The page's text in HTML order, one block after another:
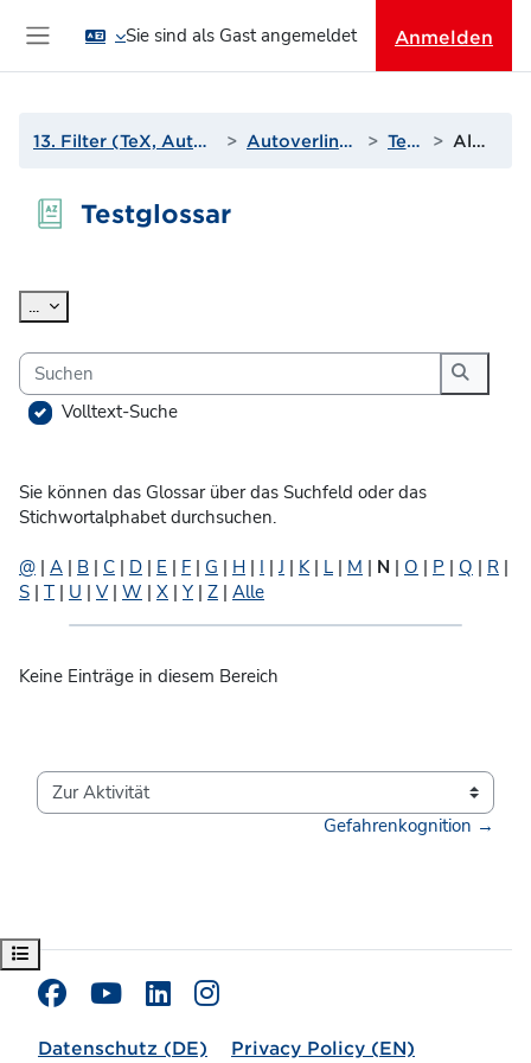
Sie sind als Gast angemeldet Anmelden
Kursindex öffnen
13. Filter (TeX, Autoverlinkungen und mehr) Autoverlinkung zu Glossaren Testglossar Alphabetisch
Testglossar
... Einträge exportieren
Suchen
Suchen
Volltext-Suche
Sie können das Glossar über das Suchfeld oder das
Stichwortalphabet durchsuchen.
@ | A | B | C | D | E | F | G | H | I |J | K| L | M | N | O | P | Q | R |
S | T | U | V| W | X | Y | Z | Alle
Keine Einträge in diesem Bereich
Zur Aktivität
Gefahrenkognition →
Datenschutz (DE) Privacy Policy (EN)